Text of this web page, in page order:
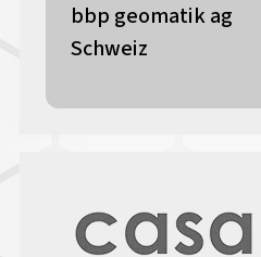
bbp geomatik ag
Schweiz